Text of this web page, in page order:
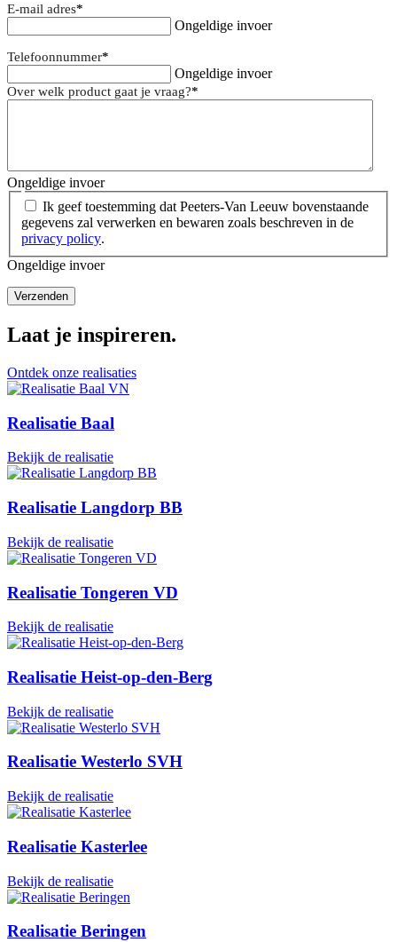
E-mail adres*
Ongeldige invoer
Telefoonnummer*
Ongeldige invoer
Over welk product gaat je vraag?*
Ongeldige invoer
Ik geef toestemming dat Peeters-Van Leeuw bovenstaande
gegevens zal verwerken en bewaren zoals beschreven in de
privacy policy.
Ongeldige invoer
Verzenden
Laat je inspireren.
Ontdek onze realisaties
Realisatie Baal
Bekijk de realisatie
Realisatie Langdorp BB
Bekijk de realisatie
Realisatie Tongeren VD
Bekijk de realisatie
Realisatie Heist-op-den-Berg
Bekijk de realisatie
Realisatie Westerlo SVH
Bekijk de realisatie
Realisatie Kasterlee
Bekijk de realisatie
Realisatie Beringen